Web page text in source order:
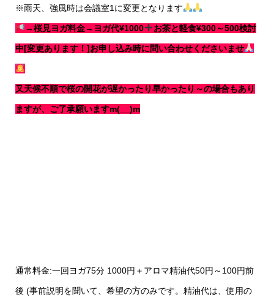
※雨天、強風時は会議室1に変更となります
→桜見ヨガ料金→ヨガ代¥1000 お茶と軽食¥300～500検討
中[変更あります！]お申し込み時に問い合わせくださいませ
又天候不順で桜の開花が遅かったり早かったり～の場合もあり
ますが、ご了承願いますm(__)m
通常料金:一回ヨガ75分 1000円＋アロマ精油代50円～100円前
後 (事前説明を聞いて、希望の方のみです。精油代は、使用の